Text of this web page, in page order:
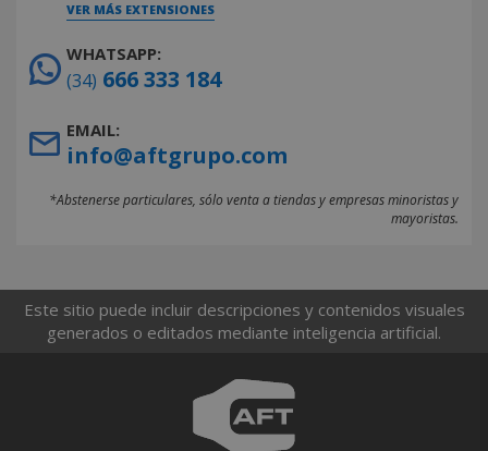
VER MÁS EXTENSIONES
WHATSAPP:
(34) 666 333 184
EMAIL:
info@aftgrupo.com
*Abstenerse particulares, sólo venta a tiendas y empresas minoristas y
mayoristas.
Este sitio puede incluir descripciones y contenidos visuales
generados o editados mediante inteligencia artificial.